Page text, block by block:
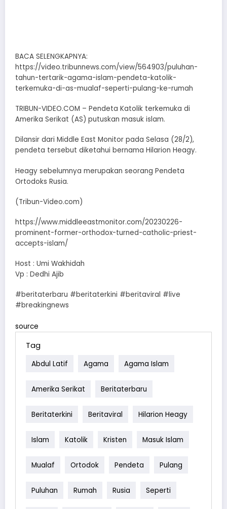
BACA SELENGKAPNYA:
https://video.tribunnews.com/view/564903/puluhan-
tahun-tertarik-agama-islam-pendeta-katolik-
terkemuka-di-as-mualaf-seperti-pulang-ke-rumah
TRIBUN-VIDEO.COM – Pendeta Katolik terkemuka di
Amerika Serikat (AS) putuskan masuk islam.
Dilansir dari Middle East Monitor pada Selasa (28/2),
pendeta tersebut diketahui bernama Hilarion Heagy.
Heagy sebelumnya merupakan seorang Pendeta
Ortodoks Rusia.
(Tribun-Video.com)
https://www.middleeastmonitor.com/20230226-
prominent-former-orthodox-turned-catholic-priest-
accepts-islam/
Host : Umi Wakhidah
Vp : Dedhi Ajib
#beritaterbaru #beritaterkini #beritaviral #live
#breakingnews
source
Tag
Abdul Latif Agama Agama Islam
Amerika Serikat Beritaterbaru
Beritaterkini Beritaviral Hilarion Heagy
Islam Katolik Kristen Masuk Islam
Mualaf Ortodok Pendeta Pulang
Puluhan Rumah Rusia Seperti